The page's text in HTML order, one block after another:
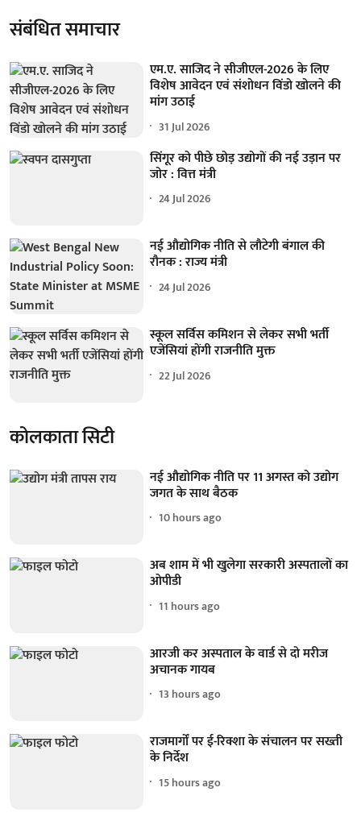
संबंधित समाचार
एम.ए. साजिद ने सीजीएल-2026 के लिए
विशेष आवेदन एवं संशोधन विंडो खोलने की
मांग उठाई
31 Jul 2026
सिंगूर को पीछे छोड़ उद्योगों की नई उड़ान पर
जोर : वित्त मंत्री
24 Jul 2026
नई औद्योगिक नीति से लौटेगी बंगाल की
रौनक : राज्य मंत्री
24 Jul 2026
स्कूल सर्विस कमिशन से लेकर सभी भर्ती
एजेंसियां होंगी राजनीति मुक्त
22 Jul 2026
कोलकाता सिटी
नई औद्योगिक नीति पर 11 अगस्त को उद्योग
जगत के साथ बैठक
10 hours ago
अब शाम में भी खुलेगा सरकारी अस्पतालों का
ओपीडी
11 hours ago
आरजी कर अस्पताल के वार्ड से दो मरीज
अचानक गायब
13 hours ago
राजमार्गों पर ई-रिक्शा के संचालन पर सख्ती
के निर्देश
15 hours ago